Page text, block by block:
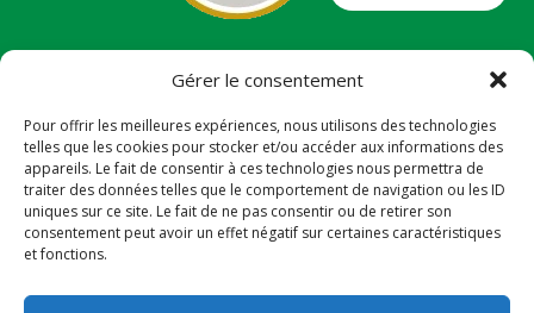
Gérer le consentement
Pour offrir les meilleures expériences, nous utilisons des technologies
telles que les cookies pour stocker et/ou accéder aux informations des
appareils. Le fait de consentir à ces technologies nous permettra de
traiter des données telles que le comportement de navigation ou les ID
uniques sur ce site. Le fait de ne pas consentir ou de retirer son
consentement peut avoir un effet négatif sur certaines caractéristiques
et fonctions.
dans le cadre de la réponse de l’UNION européenne à
la pandémie COVID-19. L’Europe s’engage à la
Réunion.
143 rue Louis Lagourgue – résidence Australe –
Duparc – 97438 Sainte Marie – TVA: FR78812185775